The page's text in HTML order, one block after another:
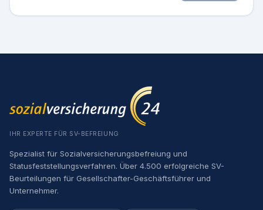
IHR EXPERTE FÜR SV-BEFREIUNG
Spezialist für Sozialversicherungsbefreiung und
Statusfeststellungsverfahren. Über 4.500 erfolgreiche SV-
Beurteilungen für Gesellschafter-Geschäftsführer und
Unternehmer.